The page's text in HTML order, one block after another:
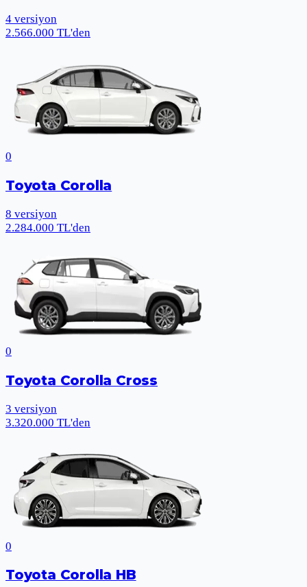
4 versiyon
2.566.000 TL'den
0
Toyota Corolla
8 versiyon
2.284.000 TL'den
0
Toyota Corolla Cross
3 versiyon
3.320.000 TL'den
0
Toyota Corolla HB